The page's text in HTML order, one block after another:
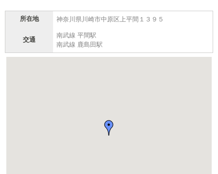
所在地 神奈川県川崎市中原区上平間１３９５
交通
南武線 平間駅
南武線 鹿島田駅